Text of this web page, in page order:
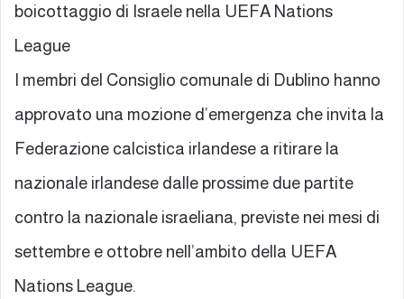
boicottaggio di Israele nella UEFA Nations
League
I membri del Consiglio comunale di Dublino hanno
approvato una mozione d’emergenza che invita la
Federazione calcistica irlandese a ritirare la
nazionale irlandese dalle prossime due partite
contro la nazionale israeliana, previste nei mesi di
settembre e ottobre nell’ambito della UEFA
Nations League.